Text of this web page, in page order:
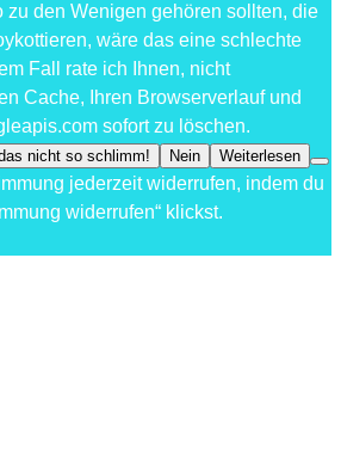
zu den Wenigen gehören sollten, die
wäre das eine schlechte
Fall rate ich Ihnen, nicht
Cache, Ihren Browserverlauf und
sofort zu löschen.
nicht so schlimm! Nein Weiterlesen
jederzeit widerrufen, indem du
widerrufen“ klickst.